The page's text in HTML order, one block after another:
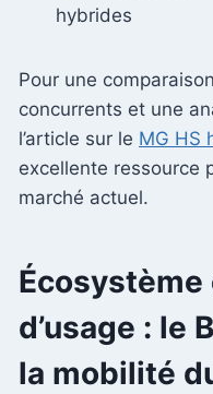
hybrides
Pour une
concurrents et une
l’article sur le MG HS
excellente ressource
marché actuel.
d’usage : le
la mobilité